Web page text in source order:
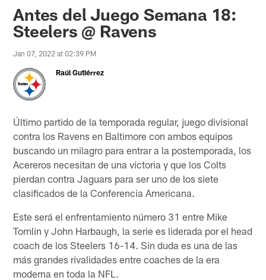
Antes del Juego Semana 18:
Steelers @ Ravens
Jan 07, 2022 at 02:39 PM
Raúl Gutiérrez
Último partido de la temporada regular, juego divisional
contra los Ravens en Baltimore con ambos equipos
buscando un milagro para entrar a la postemporada, los
Acereros necesitan de una victoria y que los Colts
pierdan contra Jaguars para ser uno de los siete
clasificados de la Conferencia Americana.
Este será el enfrentamiento número 31 entre Mike
Tomlin y John Harbaugh, la serie es liderada por el head
coach de los Steelers 16-14. Sin duda es una de las
más grandes rivalidades entre coaches de la era
moderna en toda la NFL.